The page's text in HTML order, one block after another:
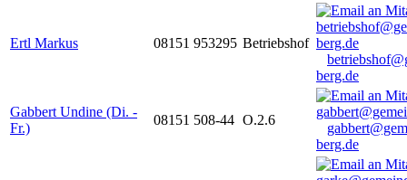
Ertl Markus 08151 953295 Betriebshof
berg.de
Gabbert Undine (Di. -
Fr.)
08151 508-44 O.2.6
berg.de